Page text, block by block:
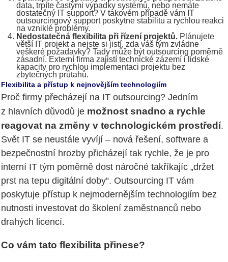
data, trpíte častými výpadky systémů, nebo nemáte
dostatečný IT support? V takovém případě vám IT
outsourcingový support poskytne stabilitu a rychlou reakci
na vzniklé problémy.
Nedostatečná flexibilita při řízení projektů. Plánujete
větší IT projekt a nejste si jistí, zda váš tým zvládne
veškeré požadavky? Tady může být outsourcing poměrně
zásadní. Externí firma zajistí technické zázemí i lidské
kapacity pro rychlou implementaci projektu bez
zbytečných průtahů.
Flexibilita a přístup k nejnovějším technologiím
Proč firmy přecházejí na IT outsourcing? Jedním
z hlavních důvodů je možnost snadno a rychle
reagovat na změny v technologickém prostředí.
Svět IT se neustále vyvíjí – nová řešení, software a
bezpečnostní hrozby přicházejí tak rychle, že je pro
interní IT tým poměrně dost náročné takříkajíc „držet
prst na tepu digitální doby“. Outsourcing IT vám
poskytuje přístup k nejmodernějším technologiím bez
nutnosti investovat do školení zaměstnanců nebo
drahých licencí.
Co vám tato flexibilita přinese?